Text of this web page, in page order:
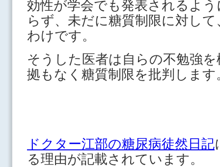
効性が学会でも発表されるよ
らず、未だに糖質制限に対し
わけです。
そうした医者は自らの不勉強
拠もなく糖質制限を批判します
ドクター江部の糖尿病徒然日記
る理由が記載されています。